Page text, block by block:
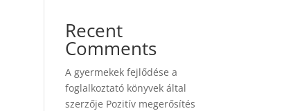
Recent
Comments
A gyermekek fejlődése a
foglalkoztató könyvek által
szerzője Pozitív megerősítés